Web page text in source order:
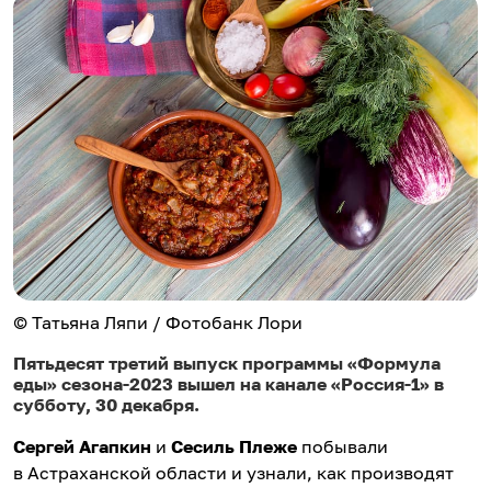
© Татьяна Ляпи / Фотобанк Лори
Пятьдесят третий выпуск программы «Формула
еды» сезона-2023 вышел на канале «Россия-1» в
субботу, 30 декабря.
Сергей Агапкин и Сесиль Плеже побывали
в Астраханской области и узнали, как производят